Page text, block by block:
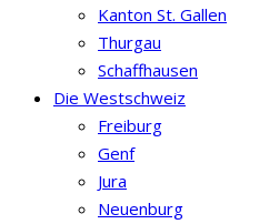
Kanton St. Gallen
Thurgau
Schaffhausen
Die Westschweiz
Freiburg
Genf
Jura
Neuenburg